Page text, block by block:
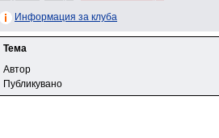
Информация за клуба
Тема
Автор
Публикувано